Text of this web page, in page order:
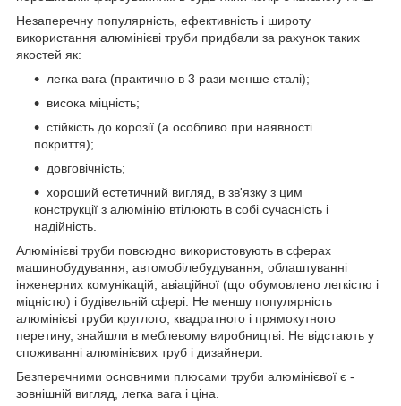
Незаперечну популярність, ефективність і широту
використання алюмінієві труби придбали за рахунок таких
якостей як:
легка вага (практично в 3 рази менше сталі);
висока міцність;
стійкість до корозії (а особливо при наявності
покриття);
довговічність;
хороший естетичний вигляд, в зв'язку з цим
конструкції з алюмінію втілюють в собі сучасність і
надійність.
Алюмінієві труби повсюдно використовують в сферах
машинобудування, автомобілебудування, облаштуванні
інженерних комунікацій, авіаційної (що обумовлено легкістю і
міцністю) і будівельній сфері. Не меншу популярність
алюмінієві труби круглого, квадратного і прямокутного
перетину, знайшли в меблевому виробництві. Не відстають у
споживанні алюмінієвих труб і дизайнери.
Безперечними основними плюсами труби алюмінієвої є -
зовнішній вигляд, легка вага і ціна.